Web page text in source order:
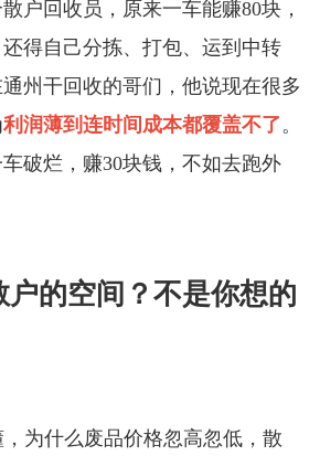
户回收员，原来一车能赚80块，
得自己分拣、打包、运到中转
州干回收的哥们，他说现在很多
利润薄到连时间成本都覆盖不了。
破烂，赚30块钱，不如去跑外
户的空间？不是你想的
为什么废品价格忽高忽低，散